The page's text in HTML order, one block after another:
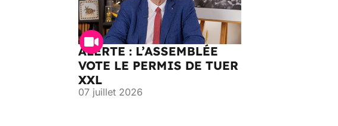
ALERTE : L’ASSEMBLÉE
VOTE LE PERMIS DE TUER
XXL
07 juillet 2026